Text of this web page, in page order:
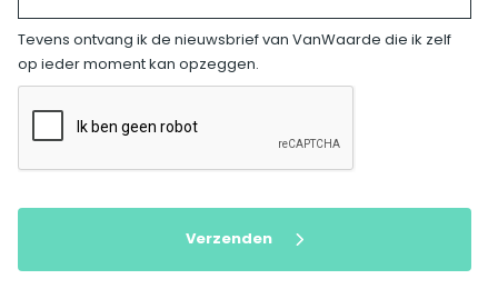
Tevens ontvang ik de nieuwsbrief van VanWaarde die ik zelf
op ieder moment kan opzeggen.
Verzenden